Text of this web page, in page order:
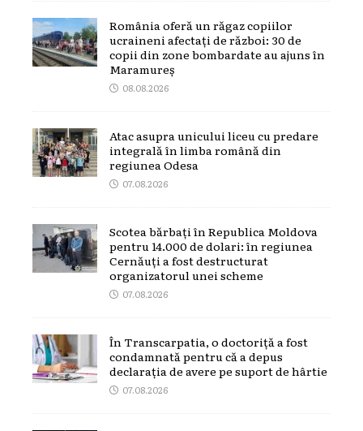
România oferă un răgaz copiilor
ucraineni afectați de război: 30 de
copii din zone bombardate au ajuns în
Maramureș
08.08.2026
Atac asupra unicului liceu cu predare
integrală în limba română din
regiunea Odesa
07.08.2026
Scotea bărbați în Republica Moldova
pentru 14.000 de dolari: în regiunea
Cernăuți a fost destructurat
organizatorul unei scheme
07.08.2026
În Transcarpatia, o doctoriță a fost
condamnată pentru că a depus
declarația de avere pe suport de hârtie
07.08.2026